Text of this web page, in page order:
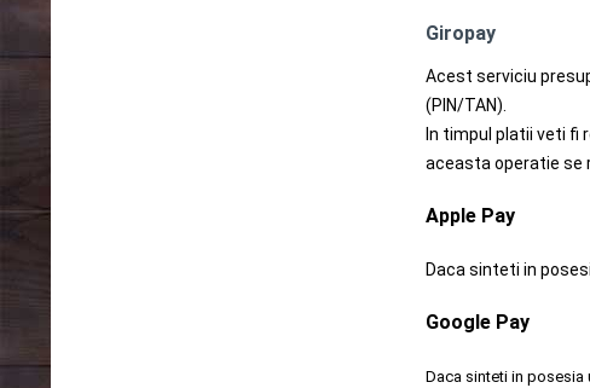
Giropay
Acest serviciu
(PIN/TAN).
In timpul platii veti fi
aceasta operatie se
Apple Pay
Daca sinteti in
Google Pay
Daca sinteti in posesia